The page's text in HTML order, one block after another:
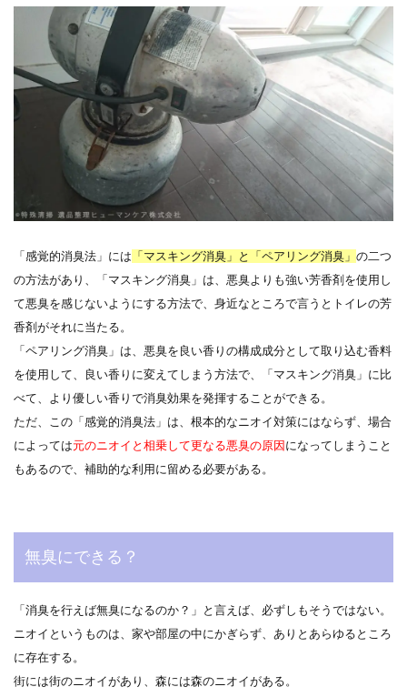
「感覚的消臭法」には 「マスキング消臭」と「ペアリング消臭」 の二つ
の方法があり、「マスキング消臭」は、悪臭よりも強い芳香剤を使用し
て悪臭を感じないようにする方法で、身近なところで言うとトイレの芳
香剤がそれに当たる。
「ペアリング消臭」は、悪臭を良い香りの構成成分として取り込む香料
を使用して、良い香りに変えてしまう方法で、「マスキング消臭」に比
べて、より優しい香りで消臭効果を発揮することができる。
ただ、この「感覚的消臭法」は、根本的なニオイ対策にはならず、場合
によっては元のニオイと相乗して更なる悪臭の原因 になってしまうこと
もあるので、補助的な利用に留める必要がある。
無臭にできる？
「消臭を行えば無臭になるのか？」と言えば、必ずしもそうではない。
ニオイというものは、家や部屋の中にかぎらず、ありとあらゆるところ
に存在する。
街には街のニオイがあり、森には森のニオイがある。